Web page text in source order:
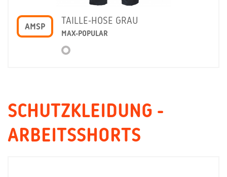
AMSP
TAILLE-HOSE GRAU
MAX-POPULAR
SCHUTZKLEIDUNG -
ARBEITSSHORTS